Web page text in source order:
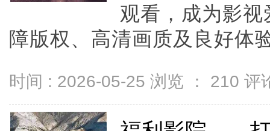
观看，成为影
障版权、高清画质及良好体
时间 : 2026-05-25 浏览 ： 210 评